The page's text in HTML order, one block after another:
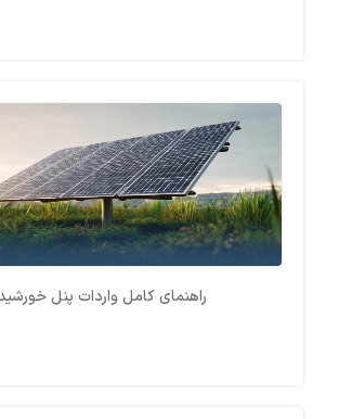
راهنمای کامل واردات پنل